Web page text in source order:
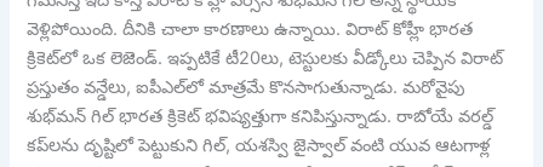
వెళ్లిపోయింది. దీనికి చాలా కారణాలు ఉన్నాయి. విరాట్ కోహ్లీ భారత
క్రికెట్‌లో ఒక లెజెండ్. ఇప్పటికే టీ20లు, టెస్టులకు వీడ్కోలు చెప్పిన విరాట్
ప్రస్తుతం వన్డేలు, ఐపీఎల్‌లో మాత్రమే కొనసాగుతున్నాడు. మరోవైపు
శుభ్‌మన్ గిల్ భారత క్రికెట్ భవిష్యత్తుగా కనిపిస్తున్నాడు. రాబోయే వరల్డ్
కప్‌లను దృష్టిలో పెట్టుకుని గిల్, యశస్వి జైస్వాల్ వంటి యువ ఆటగాళ్ల